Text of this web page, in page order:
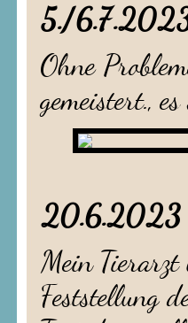
5./
Ohne
gemeistert.,
Mein
Feststellung